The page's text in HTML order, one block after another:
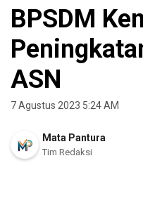
BPSDM
ASN
7 Agustus 2023 5:24 AM
Mata Pantura
Tim Redaksi